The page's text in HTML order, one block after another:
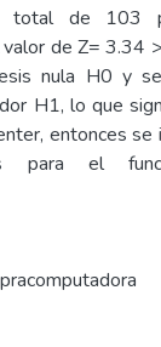
total de 103
valor de Z= 3.34
nula H0 y
H1, lo que
entonces se
para el